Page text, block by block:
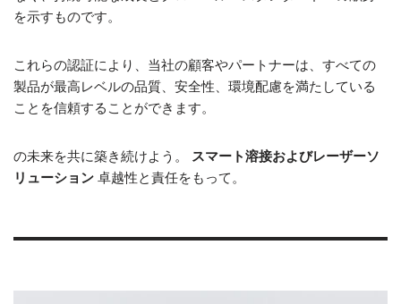
を示すものです。
これらの認証により、当社の顧客やパートナーは、すべての
製品が最高レベルの品質、安全性、環境配慮を満たしている
ことを信頼することができます。
の未来を共に築き続けよう。
スマート溶接およびレーザーソ
リューション 卓越性と責任をもって。